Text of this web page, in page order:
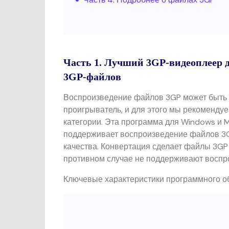
Часть 1. Лучший 3GP-видеоплеер
3GP-файлов
Воспроизведение файлов 3GP может
проигрыватель, и для этого мы
категории. Эта программа для Windows и
поддерживает воспроизведение файлов
качества. Конвертация сделает файлы
противном случае не поддерживают
Ключевые характеристики программного